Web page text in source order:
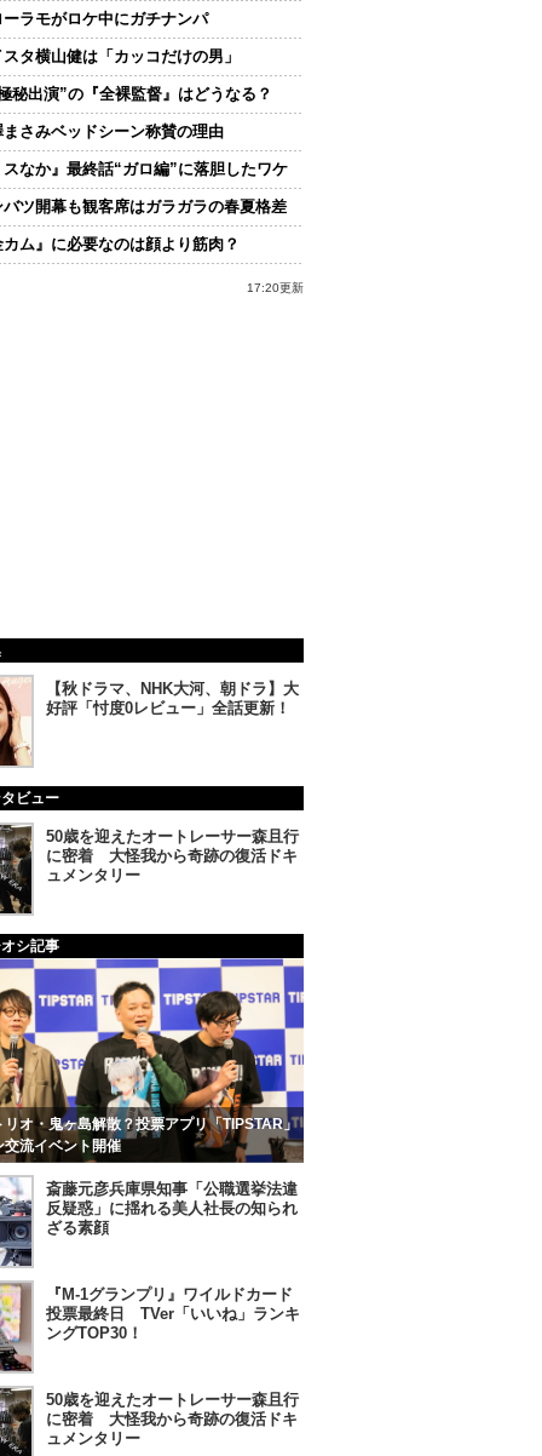
ーラモがロケ中にガチナンパ
タ横山健は「カッコだけの男」
秘出演”の『全裸監督』はどうなる？
まさみベッドシーン称賛の理由
スなか』最終話“ガロ編”に落胆したワケ
バツ開幕も観客席はガラガラの春夏格差
カム』に必要なのは顔より筋肉？
17:20更新
【秋ドラマ、NHK大河、朝ドラ】大
好評「忖度0レビュー」全話更新！
ビュー
50歳を迎えたオートレーサー森且行
に密着 大怪我から奇跡の復活ドキ
ュメンタリー
シ記事
リオ・鬼ヶ島解散？投票アプリ「TIPSTAR」
交流イベント開催
斎藤元彦兵庫県知事「公職選挙法違
反疑惑」に揺れる美人社長の知られ
ざる素顔
『M-1グランプリ』ワイルドカード
投票最終日 TVer「いいね」ランキ
ングTOP30！
50歳を迎えたオートレーサー森且行
に密着 大怪我から奇跡の復活ドキ
ュメンタリー